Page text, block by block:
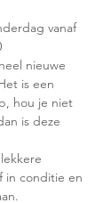
vanaf
nieuwe
is een
hou je niet
is deze
in conditie en